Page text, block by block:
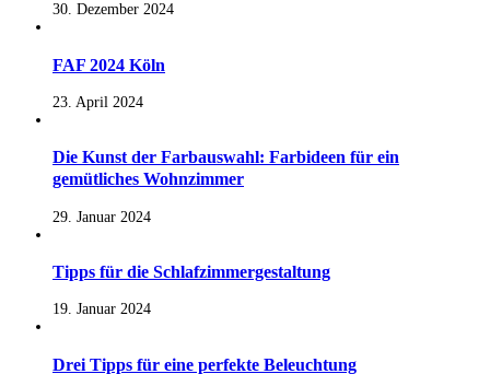
30. Dezember 2024
FAF 2024 Köln
23. April 2024
Die Kunst der Farbauswahl: Farbideen für ein
gemütliches Wohnzimmer
29. Januar 2024
Tipps für die Schlafzimmergestaltung
19. Januar 2024
Drei Tipps für eine perfekte Beleuchtung